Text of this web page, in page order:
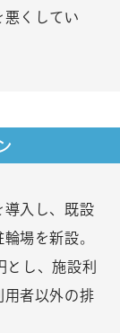
悪くしてい
導入し、既設
場を新設。
し、施設利
用者以外の排